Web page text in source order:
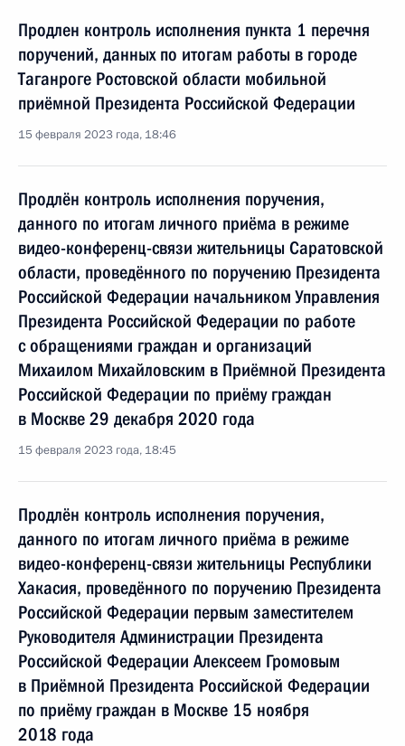
Продлен контроль исполнения пункта 1 перечня
поручений, данных по итогам работы в городе
Таганроге Ростовской области мобильной
приёмной Президента Российской Федерации
15 февраля 2023 года, 18:46
Продлён контроль исполнения поручения,
данного по итогам личного приёма в режиме
видео-конференц-связи жительницы Саратовской
области, проведённого по поручению Президента
Российской Федерации начальником Управления
Президента Российской Федерации по работе
с обращениями граждан и организаций
Михаилом Михайловским в Приёмной Президента
Российской Федерации по приёму граждан
в Москве 29 декабря 2020 года
15 февраля 2023 года, 18:45
Продлён контроль исполнения поручения,
данного по итогам личного приёма в режиме
видео-конференц-связи жительницы Республики
Хакасия, проведённого по поручению Президента
Российской Федерации первым заместителем
Руководителя Администрации Президента
Российской Федерации Алексеем Громовым
в Приёмной Президента Российской Федерации
по приёму граждан в Москве 15 ноября
2018 года